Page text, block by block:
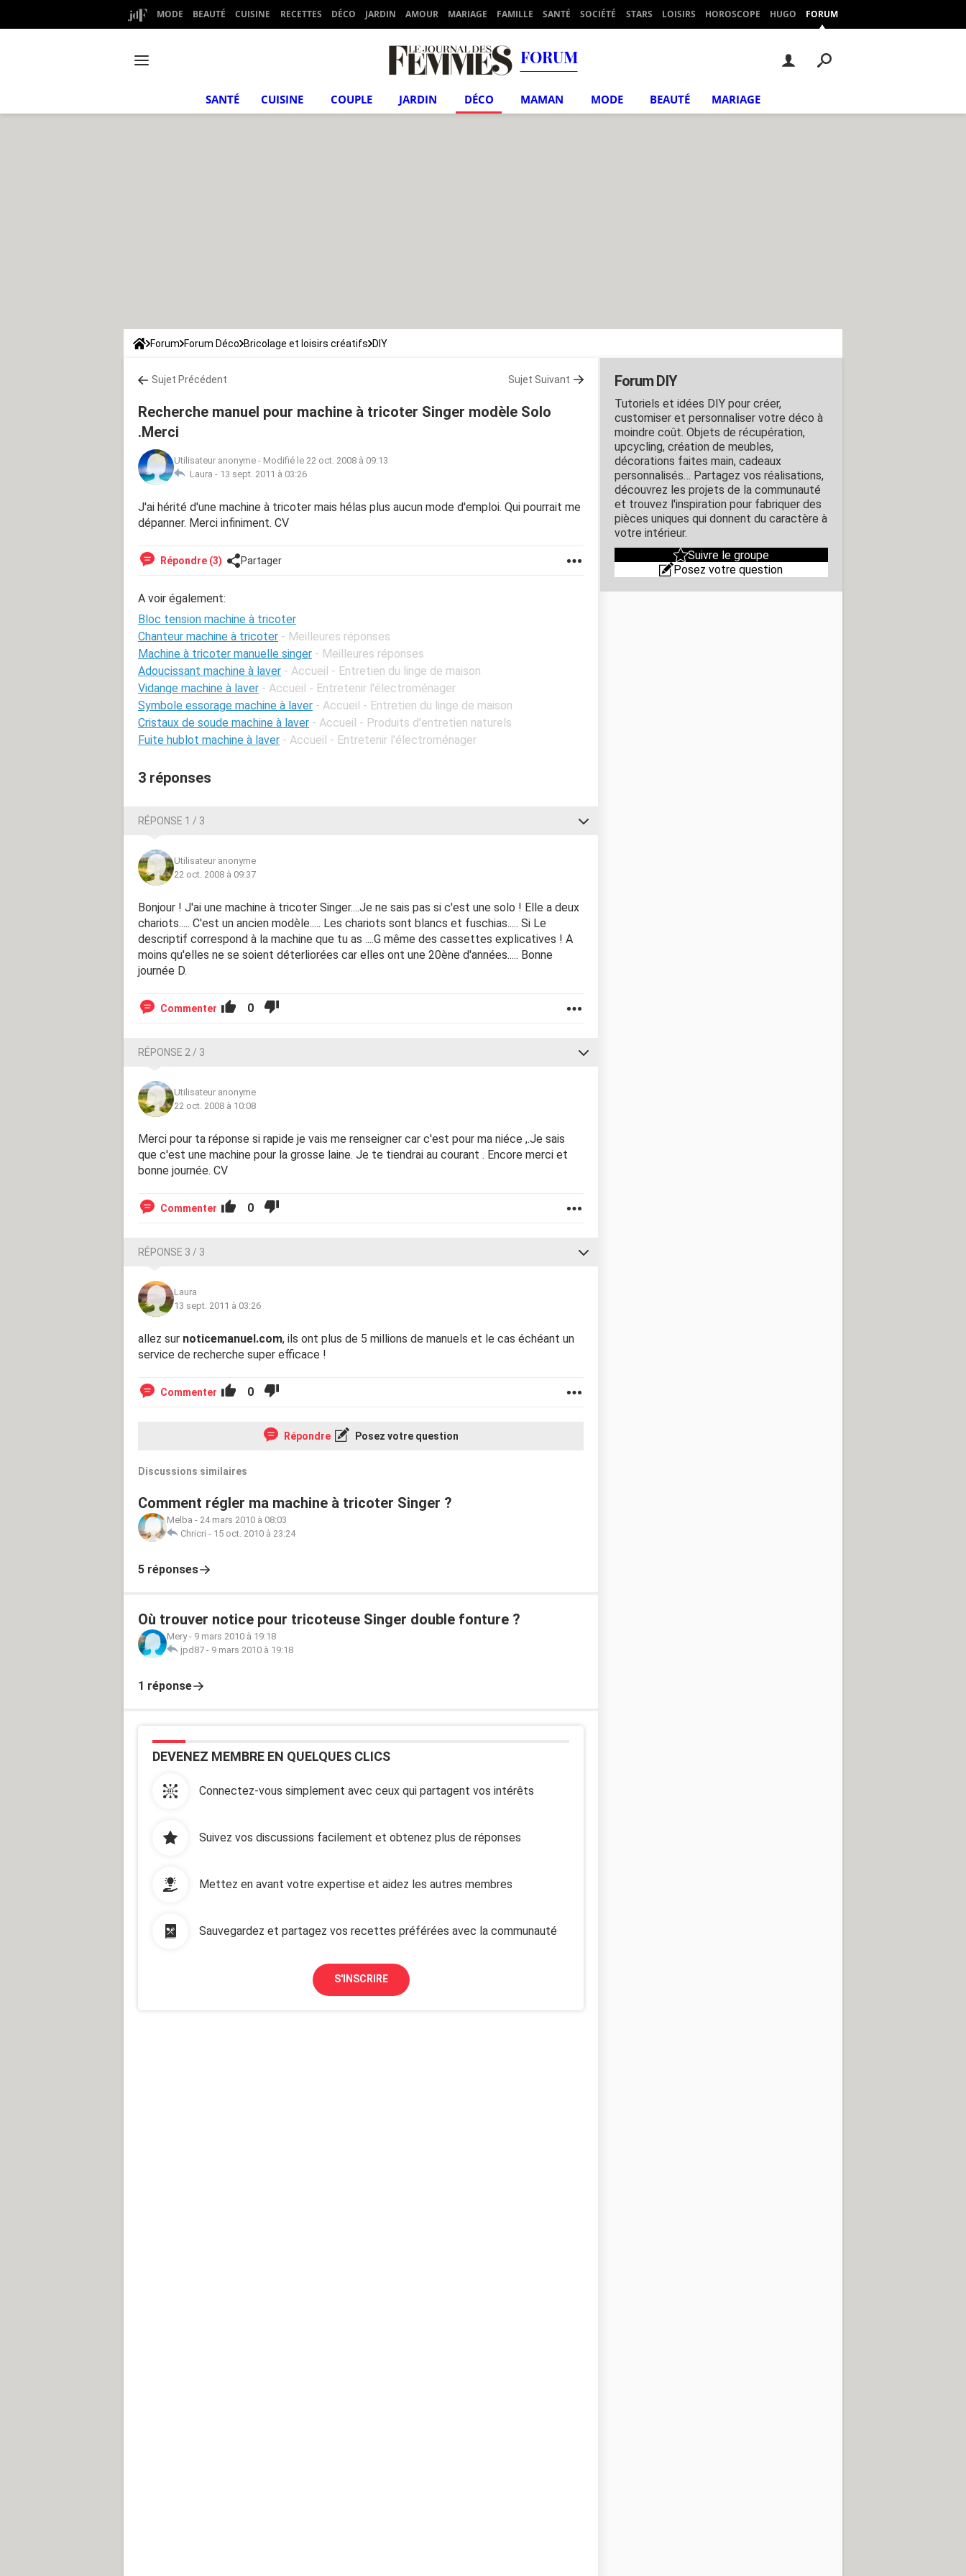
MODE BEAUTÉ CUISINE RECETTES DÉCO JARDIN AMOUR MARIAGE FAMILLE SANTÉ SOCIÉTÉ STARS LOISIRS HOROSCOPE HUGO FORUM
FORUM
SANTÉ CUISINE COUPLE JARDIN DÉCO MAMAN MODE BEAUTÉ MARIAGE
Forum Forum Déco Bricolage et loisirs créatifs DIY
Sujet Précédent Sujet Suivant
Recherche manuel pour machine à tricoter Singer modèle Solo
.Merci
Utilisateur anonyme - Modifié le 22 oct. 2008 à 09:13
Laura - 13 sept. 2011 à 03:26
J'ai hérité d'une machine à tricoter mais hélas plus aucun mode d'emploi. Qui pourrait me
dépanner. Merci infiniment. CV
Répondre (3) Partager
A voir également:
Bloc tension machine à tricoter
Chanteur machine à tricoter - Meilleures réponses
Machine à tricoter manuelle singer - Meilleures réponses
Adoucissant machine à laver - Accueil - Entretien du linge de maison
Vidange machine à laver - Accueil - Entretenir l'électroménager
Symbole essorage machine à laver - Accueil - Entretien du linge de maison
Cristaux de soude machine à laver - Accueil - Produits d'entretien naturels
Fuite hublot machine à laver - Accueil - Entretenir l'électroménager
3 réponses
RÉPONSE 1 / 3
Utilisateur anonyme
22 oct. 2008 à 09:37
Bonjour ! J'ai une machine à tricoter Singer....Je ne sais pas si c'est une solo ! Elle a deux
chariots..... C'est un ancien modèle..... Les chariots sont blancs et fuschias..... Si Le
descriptif correspond à la machine que tu as ....G même des cassettes explicatives ! A
moins qu'elles ne se soient déterliorées car elles ont une 20ène d'années..... Bonne
journée D.
Commenter 0
RÉPONSE 2 / 3
Utilisateur anonyme
22 oct. 2008 à 10:08
Merci pour ta réponse si rapide je vais me renseigner car c'est pour ma niéce ,.Je sais
que c'est une machine pour la grosse laine. Je te tiendrai au courant . Encore merci et
bonne journée. CV
Commenter 0
RÉPONSE 3 / 3
Laura
13 sept. 2011 à 03:26
allez sur noticemanuel.com, ils ont plus de 5 millions de manuels et le cas échéant un
service de recherche super efficace !
Commenter 0
Répondre Posez votre question
Discussions similaires
Comment régler ma machine à tricoter Singer ?
Melba - 24 mars 2010 à 08:03
Chricri - 15 oct. 2010 à 23:24
5 réponses
Où trouver notice pour tricoteuse Singer double fonture ?
Mery- 9 mars 2010 à 19:18
jpd87 - 9 mars 2010 à 19:18
1 réponse
DEVENEZ MEMBRE EN QUELQUES CLICS
Connectez-vous simplement avec ceux qui partagent vos intérêts
Suivez vos discussions facilement et obtenez plus de réponses
Mettez en avant votre expertise et aidez les autres membres
Sauvegardez et partagez vos recettes préférées avec la communauté
S'INSCRIRE
Forum DIY
Tutoriels et idées DIY pour créer,
customiser et personnaliser votre déco à
moindre coût. Objets de récupération,
upcycling, création de meubles,
décorations faites main, cadeaux
personnalisés… Partagez vos réalisations,
découvrez les projets de la communauté
et trouvez l'inspiration pour fabriquer des
pièces uniques qui donnent du caractère à
votre intérieur.
Suivre le groupe
Posez votre question